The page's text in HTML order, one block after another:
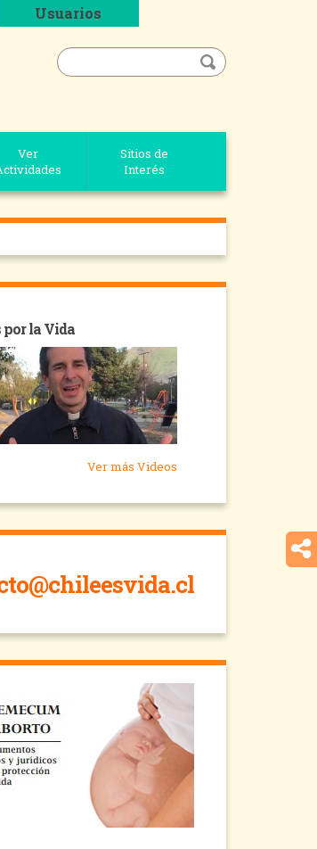
Ver
Sitios de
Interés
por la Vida
Ver más Videos
Usuarios